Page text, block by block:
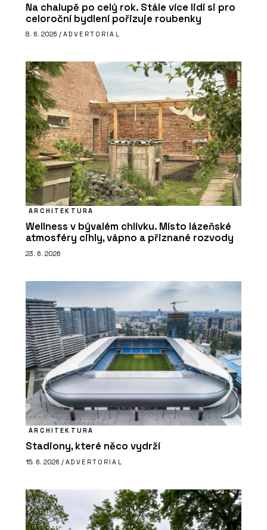
Na chalupě po celý rok. Stále více lidí si pro
celoroční bydlení pořizuje roubenky
8. 6. 2026 / ADVERTORIAL
ARCHITEKTURA
Wellness v bývalém chlívku. Místo lázeňské
atmosféry cihly, vápno a přiznané rozvody
23. 6. 2026
ARCHITEKTURA
Stadiony, které něco vydrží
15. 6. 2026 / ADVERTORIAL